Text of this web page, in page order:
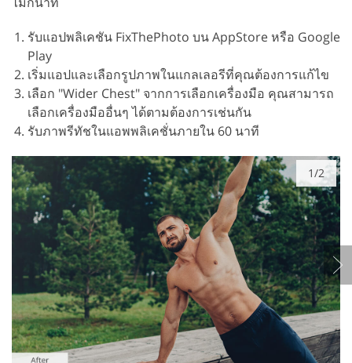
รับแอปพลิเคชัน FixThePhoto บน AppStore หรือ Google
Play
เริ่มแอปและเลือกรูปภาพในแกลเลอรีที่คุณต้องการแก้ไข
เลือก "Wider Chest" จากการเลือกเครื่องมือ คุณสามารถ
เลือกเครื่องมืออื่นๆ ได้ตามต้องการเช่นกัน
รับภาพรีทัชในแอพพลิเคชั่นภายใน 60 นาที
1/2